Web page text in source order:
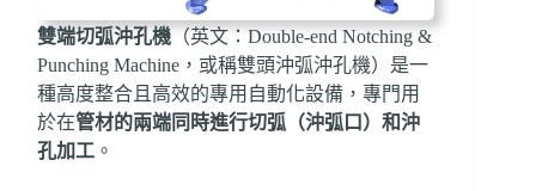
雙端切弧沖孔機（英文：Double-end Notching &
Punching Machine，或稱雙頭沖弧沖孔機）是一
種高度整合且高效的專用自動化設備，專門用
於在管材的兩端同時進行切弧（沖弧口）和沖
孔加工。